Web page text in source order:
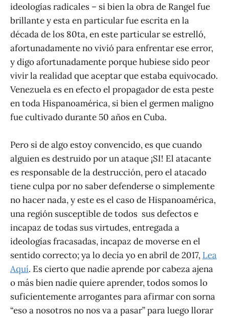
ideologías radicales – si bien la obra de Rangel fue
brillante y esta en particular fue escrita en la
década de los 80ta, en este particular se estrelló,
afortunadamente no vivió para enfrentar ese error,
y digo afortunadamente porque hubiese sido peor
vivir la realidad que aceptar que estaba equivocado.
Venezuela es en efecto el propagador de esta peste
en toda Hispanoamérica, si bien el germen maligno
fue cultivado durante 50 años en Cuba.
Pero si de algo estoy convencido, es que cuando
alguien es destruido por un ataque ¡SI! El atacante
es responsable de la destrucción, pero el atacado
tiene culpa por no saber defenderse o simplemente
no hacer nada, y este es el caso de Hispanoamérica,
una región susceptible de todos sus defectos e
incapaz de todas sus virtudes, entregada a
ideologías fracasadas, incapaz de moverse en el
sentido correcto; ya lo decía yo en abril de 2017, Lea
Aquí. Es cierto que nadie aprende por cabeza ajena
o más bien nadie quiere aprender, todos somos lo
suficientemente arrogantes para afirmar con sorna
“eso a nosotros no nos va a pasar” para luego llorar